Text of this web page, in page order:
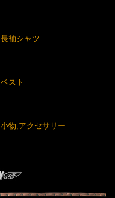
長袖シャツ
ベスト
小物,アクセサリー